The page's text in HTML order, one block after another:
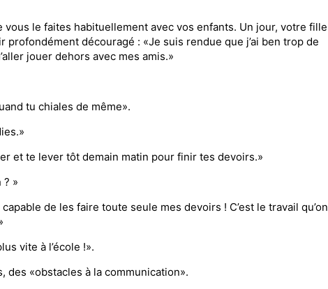
le faites habi­tuellement avec vos enfants. Un jour, votre fille
profondément découragé : «Je suis rendue que j’ai ben trop de
jouer dehors avec mes amis.»
tu chiales de même».
et te lever tôt demain matin pour finir tes devoirs.»
»
de les faire toute seule mes devoirs ! C’est le travail qu’on
vite à l’école !».
des «obstacles à la communication».